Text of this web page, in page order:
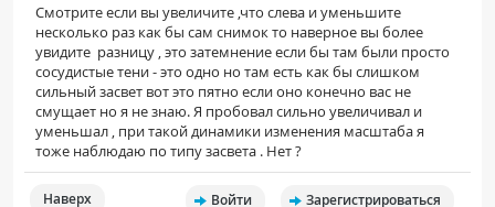
Смотрите если вы увеличите ,что слева и уменьшите
несколько раз как бы сам снимок то наверное вы более
увидите разницу , это затемнение если бы там были просто
сосудистые тени - это одно но там есть как бы слишком
сильный засвет вот это пятно если оно конечно вас не
смущает но я не знаю. Я пробовал сильно увеличивал и
уменьшал , при такой динамики изменения масштаба я
тоже наблюдаю по типу засвета . Нет ?
Наверх Войти Зарегистрироваться